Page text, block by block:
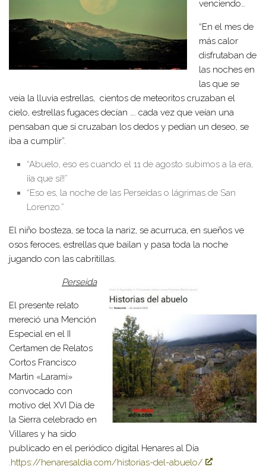
venciendo…
“En el mes de
más calor
disfrutaban de
las noches en
las que se
veía la lluvia estrellas, cientos de meteoritos cruzaban el
cielo, estrellas fugaces decían …. cada vez que veían una
pensaban que si cruzaban los dedos y pedían un deseo, se
iba a cumplir”.
“Abuelo, eso es cuando el 11 de agosto subimos a la era,
¡¡a que sí!!”
“Eso es, la noche de las Perseidas o lágrimas de San
Lorenzo.”
El niño bosteza, se toca la nariz, se acurruca, en sueños ve
osos feroces, estrellas que bailan y pasa toda la noche
jugando con las cabritillas.
Perseida
El presente relato
mereció una Mención
Especial en el II
Certamen de Relatos
Cortos Francisco
Martin «Larami»
convocado con
motivo del XVI Día de
la Sierra celebrado en
Villares y ha sido
publicado en el periódico digital Henares al Día
https://henaresaldia.com/historias-del-abuelo/